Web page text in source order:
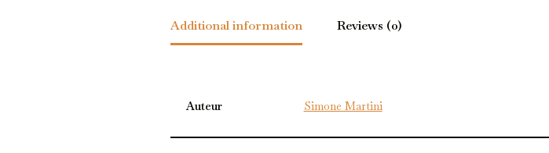
Additional information Reviews (0)
Auteur Simone Martini